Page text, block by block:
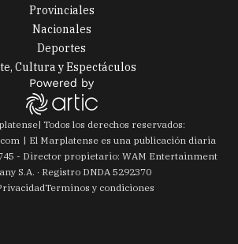
Provinciales
Nacionales
Deportes
Cultura y Espectáculos
| Todos los derechos reservados:
El Marplatense es una publicación diaria
- Director propietario: WAM Entertainment
S.A. · Registro DNDA 5292370
Terminos y condiciones